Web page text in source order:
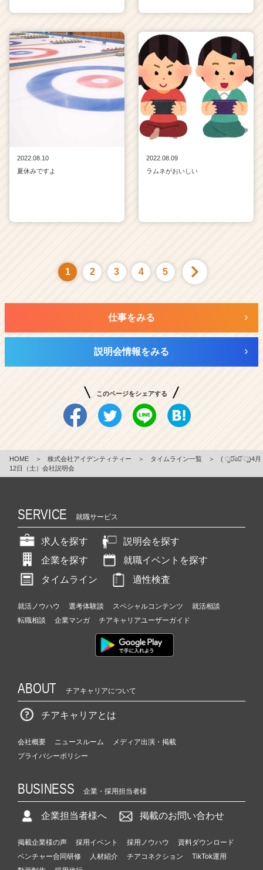
2022.08.10
夏休みですよ
2022.08.09
ラムネがおいしい
1 2 3 4 5
仕事をみる
説明会情報をみる
このページをシェアする
HOME ＞ 株式会社アイデンティティー ＞ タイムライン一覧 ＞
( ु⚈᷁௰⚈᷁ ू)4月
12日（土）会社説明会
SERVICE 就職サービス
求人を探す
説明会を探す
企業を探す
就職イベントを探す
タイムライン
適性検査
就活ノウハウ 選考体験談 スペシャルコンテンツ
就活相談
転職相談
企業マンガ チアキャリアユーザーガイド
ABOUT チアキャリアについて
チアキャリアとは
会社概要 ニュースルーム
メディア出演・掲載
プライバシーポリシー
BUSINESS 企業・採用担当者様
企業担当者様へ 掲載のお問い合わせ
掲載企業様の声 採用イベント 採用ノウハウ
資料ダウンロード
ベンチャー合同研修
人材紹介 チアコネクション
TikTok運用